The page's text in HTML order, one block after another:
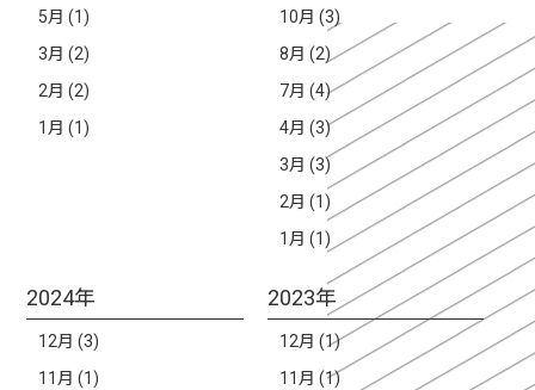
5月 (1)
3月 (2)
2月 (2)
1月 (1)
10月 (3)
8月 (2)
7月 (4)
4月 (3)
3月 (3)
2月 (1)
1月 (1)
2024年
12月 (3)
11月 (1)
2023年
12月 (1)
11月 (1)